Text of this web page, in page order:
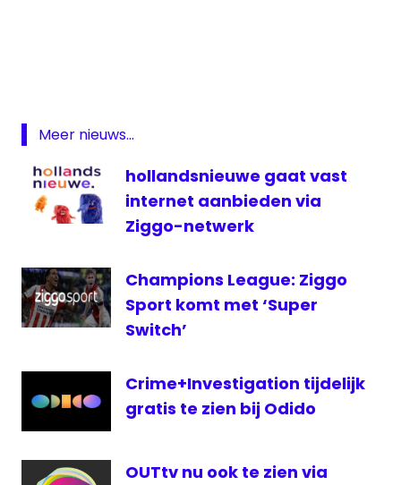
Maarten
Rossem
NPO
Freriks
Slimste
mens
Meer nieuws...
hollandsnieuwe gaat vast
internet aanbieden via
Ziggo-netwerk
Champions League: Ziggo
Sport komt met ‘Super
Switch’
Crime+Investigation tijdelijk
gratis te zien bij Odido
OUTtv nu ook te zien via